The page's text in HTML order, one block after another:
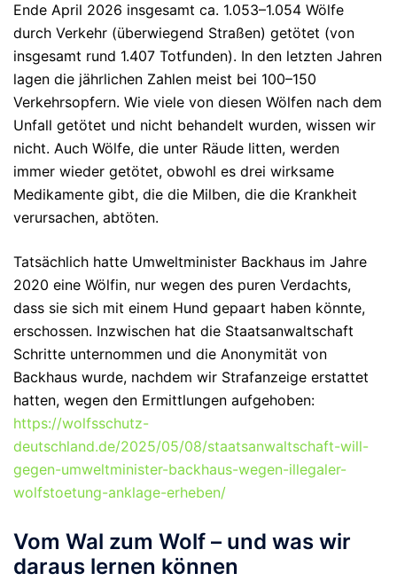
Ende April 2026 insgesamt ca. 1.053–1.054 Wölfe
durch Verkehr (überwiegend Straßen) getötet (von
insgesamt rund 1.407 Totfunden). In den letzten Jahren
lagen die jährlichen Zahlen meist bei 100–150
Verkehrsopfern. Wie viele von diesen Wölfen nach dem
Unfall getötet und nicht behandelt wurden, wissen wir
nicht. Auch Wölfe, die unter Räude litten, werden
immer wieder getötet, obwohl es drei wirksame
Medikamente gibt, die die Milben, die die Krankheit
verursachen, abtöten.
Tatsächlich hatte Umweltminister Backhaus im Jahre
2020 eine Wölfin, nur wegen des puren Verdachts,
dass sie sich mit einem Hund gepaart haben könnte,
erschossen. Inzwischen hat die Staatsanwaltschaft
Schritte unternommen und die Anonymität von
Backhaus wurde, nachdem wir Strafanzeige erstattet
hatten, wegen den Ermittlungen aufgehoben:
https://wolfsschutz-
deutschland.de/2025/05/08/staatsanwaltschaft-will-
gegen-umweltminister-backhaus-wegen-illegaler-
wolfstoetung-anklage-erheben/
Vom Wal zum Wolf – und was wir
daraus lernen können